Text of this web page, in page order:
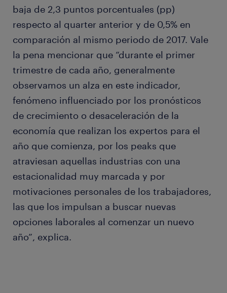
baja de 2,3 puntos porcentuales (pp)
respecto al quarter anterior y de 0,5% en
comparación al mismo periodo de 2017. Vale
la pena mencionar que “durante el primer
trimestre de cada año, generalmente
observamos un alza en este indicador,
fenómeno influenciado por los pronósticos
de crecimiento o desaceleración de la
economía que realizan los expertos para el
año que comienza, por los peaks que
atraviesan aquellas industrias con una
estacionalidad muy marcada y por
motivaciones personales de los trabajadores,
las que los impulsan a buscar nuevas
opciones laborales al comenzar un nuevo
año”, explica.